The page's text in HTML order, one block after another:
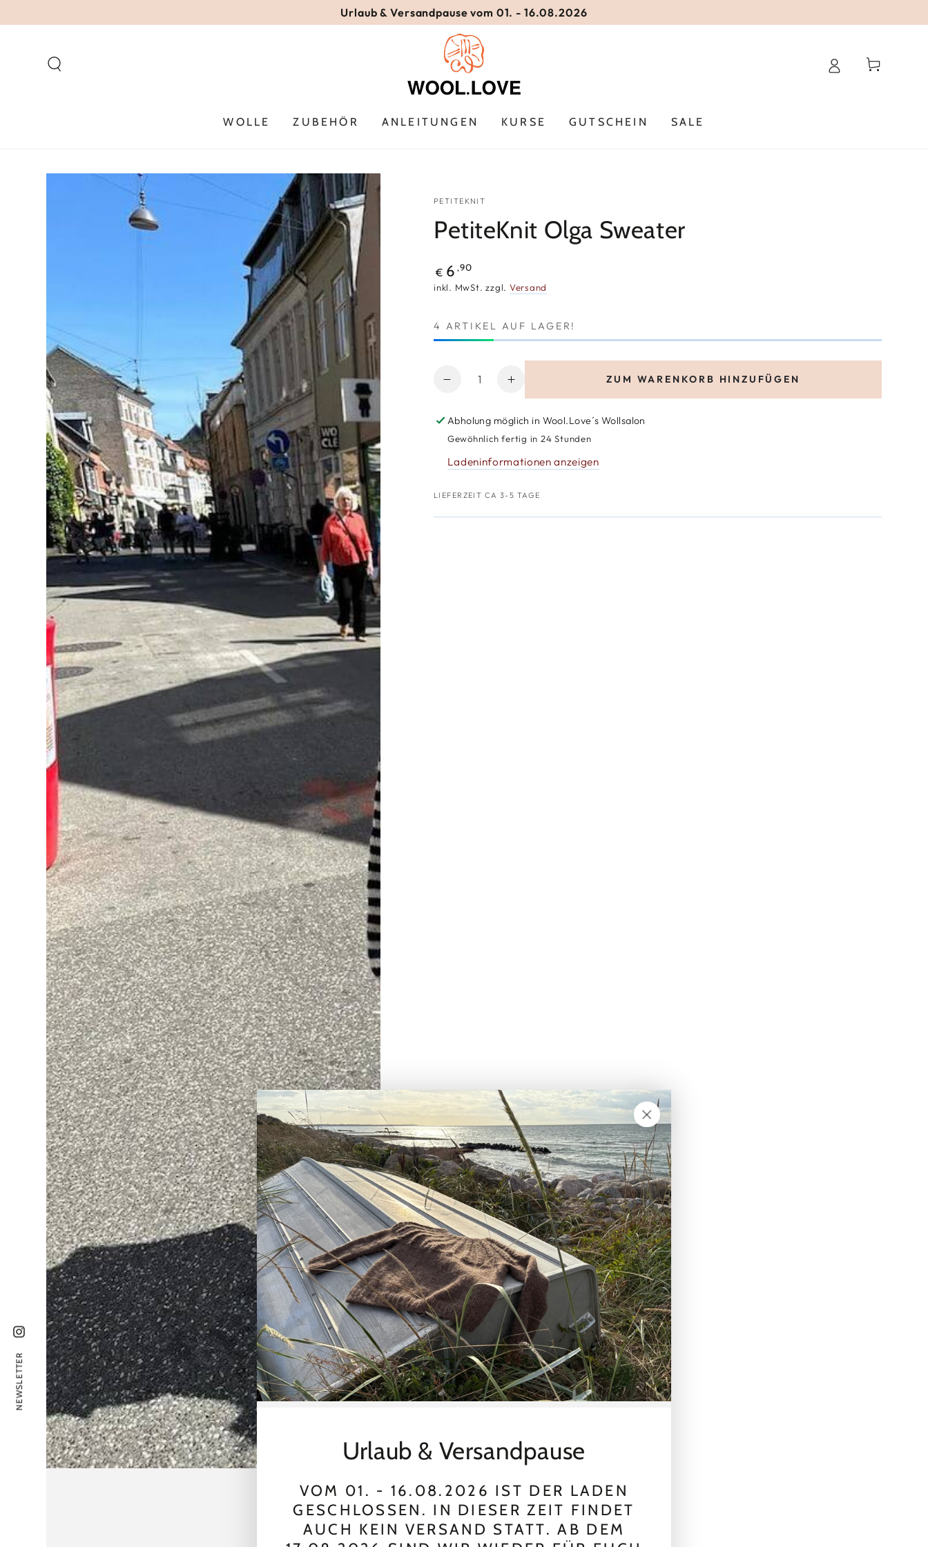
Urlaub & Versandpause vom 01. - 16.08.2026
WOLLE ZUBEHÖR ANLEITUNGEN KURSE GUTSCHEIN SALE
Warenkorb
PRODUKTINFORMATIONEN
PETITEKNIT
PetiteKnit Olga Sweater
Regulärer
Preis
€ 6 ,90
inkl. MwSt. zzgl. Versand
4 ARTIKEL AUF LAGER!
Verringere
Menge
für
Olga
Erhöhe
die
Menge
für
PetiteKnit
Olga
ZUM WARENKORB HINZUFÜGEN
Abholung möglich in Wool.Love´s Wollsalon
Gewöhnlich fertig in 24 Stunden
Ladeninformationen anzeigen
LIEFERZEIT CA 3-5 TAGE
Urlaub & Versandpause
VOM 01. - 16.08.2026 IST DER LADEN
GESCHLOSSEN. IN DIESER ZEIT FINDET
AUCH KEIN VERSAND STATT. AB DEM
Instagram
NEWSLETTER